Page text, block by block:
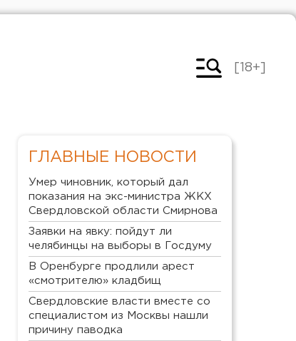
[18+]
ГЛАВНЫЕ НОВОСТИ
Умер чиновник, который дал
показания на экс-министра ЖКХ
Свердловской области Смирнова
Заявки на явку: пойдут ли
челябинцы на выборы в Госдуму
В Оренбурге продлили арест
«смотрителю» кладбищ
Свердловские власти вместе со
специалистом из Москвы нашли
причину паводка